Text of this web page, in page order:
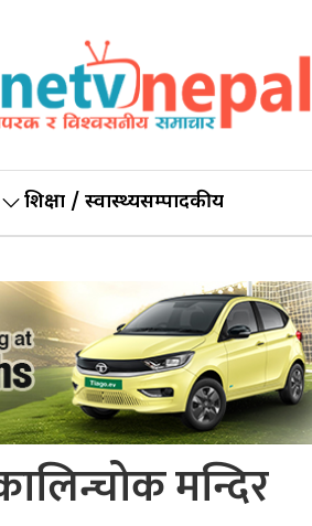
शिक्षा / स्वास्थ्यसम्पादकीय
मन्दिर